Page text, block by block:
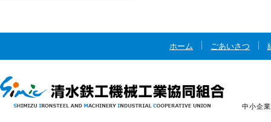
ホーム ごあいさつ
中小企